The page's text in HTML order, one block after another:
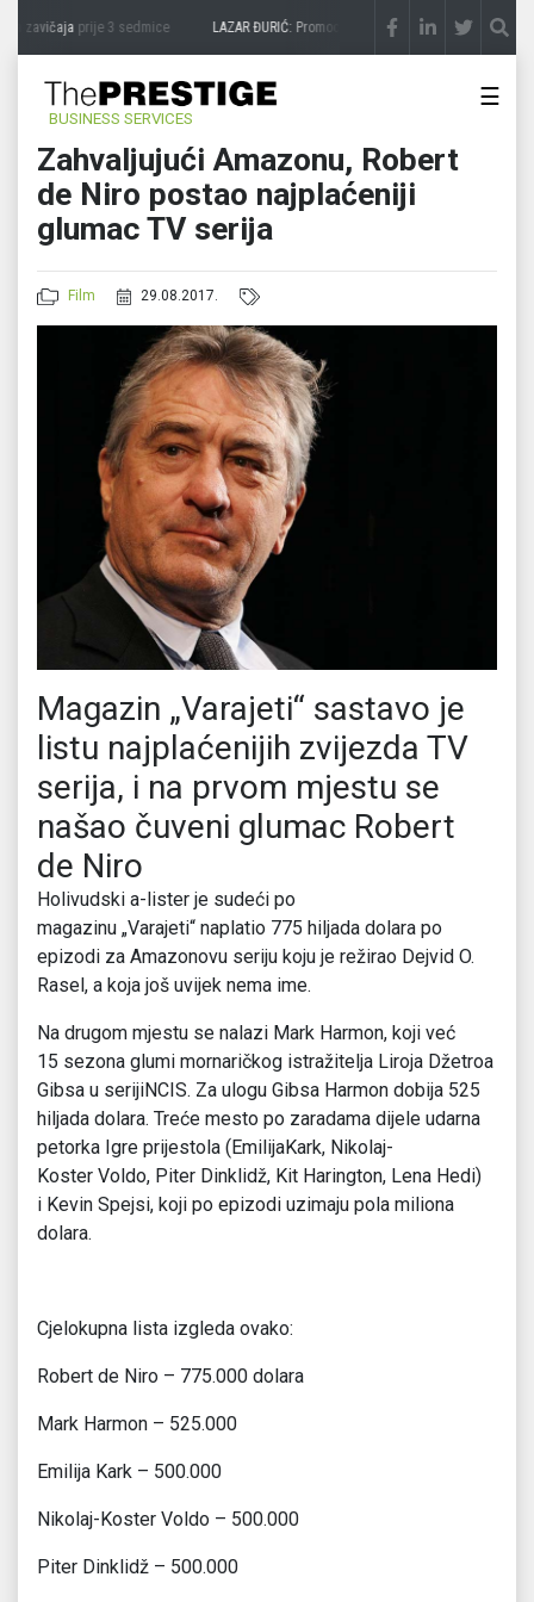
zavičajaprije 3 sedmice LAZAR ĐURIĆ: Promocija potencijal pretvara u
BUSINESS SERVICES
☰
Zahvaljujući Amazonu, Robert
de Niro postao najplaćeniji
glumac TV serija
Film 29.08.2017.
Magazin „Varajeti“ sastavo je
listu najplaćenijih zvijezda TV
serija, i na prvom mjestu se
našao čuveni glumac Robert
de Niro
Holivudski a-lister je sudeći po
magazinu „Varajeti“ naplatio 775 hiljada dolara po
epizodi za Amazonovu seriju koju je režirao Dejvid O.
Rasel, a koja još uvijek nema ime.
Na drugom mjestu se nalazi Mark Harmon, koji već
15 sezona glumi mornaričkog istražitelja Liroja Džetroa
Gibsa u serijiNCIS. Za ulogu Gibsa Harmon dobija 525
hiljada dolara. Treće mesto po zaradama dijele udarna
petorka Igre prijestola (EmilijaKark, Nikolaj-
Koster Voldo, Piter Dinklidž, Kit Harington, Lena Hedi)
i Kevin Spejsi, koji po epizodi uzimaju pola miliona
dolara.
Cjelokupna lista izgleda ovako:
Robert de Niro – 775.000 dolara
Mark Harmon – 525.000
Emilija Kark – 500.000
Nikolaj-Koster Voldo – 500.000
Piter Dinklidž – 500.000